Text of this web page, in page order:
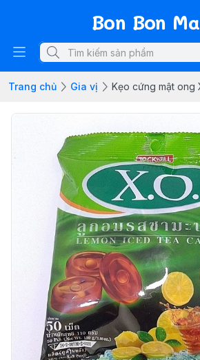
Bon Bon
Trang chủ Gia vị Kẹo cứng mật ong